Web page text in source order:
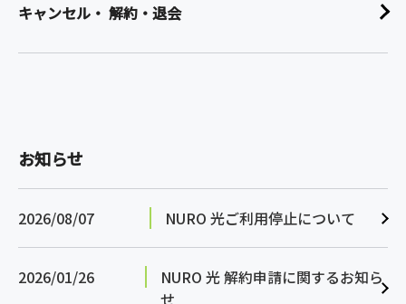
キャンセル・ 解約・退会
お知らせ
2026/08/07 NURO 光ご利用停止について
2026/01/26
NURO 光 解約申請に関するお知ら
せ